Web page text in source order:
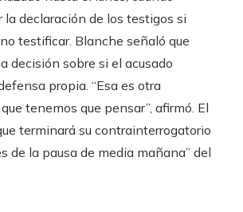
la declaración de los testigos si
testificar. Blanche señaló que
decisión sobre si el acusado
propia. “Esa es otra
tenemos que pensar”, afirmó. El
terminará su contrainterrogatorio
de la pausa de media mañana” del